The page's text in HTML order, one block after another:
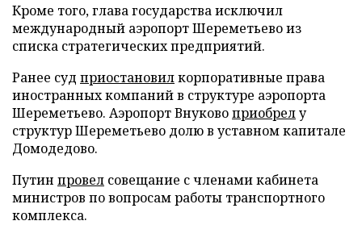
Кроме того, глава государства исключил
международный аэропорт Шереметьево из
списка стратегических предприятий.
Ранее суд приостановилкорпоративные права
иностранных компаний в структуре аэропорта
Шереметьево. Аэропорт Внуковоприобрелу
структур Шереметьево долю в уставном капитале
Домодедово.
Путин провел совещание с членами кабинета
министров по вопросам работы транспортного
комплекса.